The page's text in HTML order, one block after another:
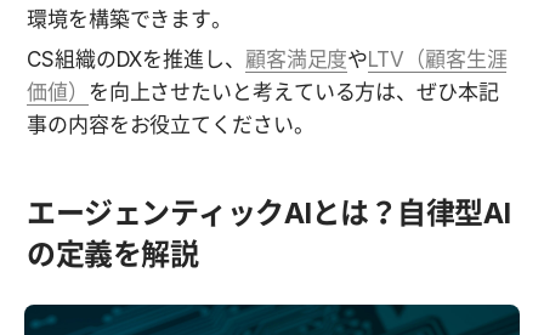
環境を構築できます。
CS組織のDXを推進し、 顧客満足度やLTV（顧客生涯
価値）
を向上させたいと考えている方は、ぜひ本記
事の内容をお役立てください。
エージェンティックAIとは？自律型AI
の定義を解説